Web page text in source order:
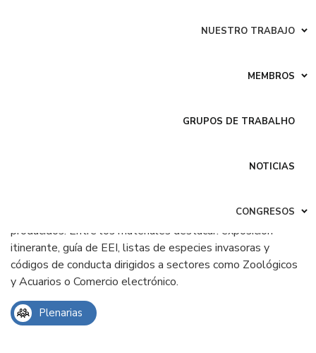
NUESTRO TRABAJO
MEMBROS
GRUPOS DE TRABALHO
NOTICIAS
CONGRESOS
financiado con fondos europeos para sensibilizar y
Península Ibérica. El objetivo principal del proyecto es la
científica dirigida a diferentes sectores como gestores,
dentro del proyecto así como los materiales de divulgación
producidos. Entre los materiales destacar: exposición
itinerante, guía de EEI, listas de especies invasoras y
códigos de conducta dirigidos a sectores como Zoológicos
y Acuarios o Comercio electrónico.
Plenarias